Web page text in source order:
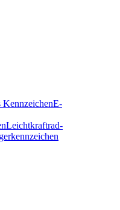
KennzeichenE-
Leichtkraftrad­